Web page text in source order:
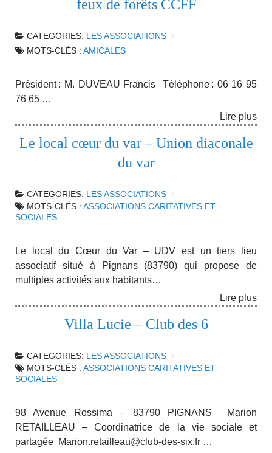
feux de forêts CCFF
CATEGORIES: LES ASSOCIATIONS
MOTS-CLÉS : AMICALES
Président : M. DUVEAU Francis Téléphone : 06 16 95
76 65 …
Lire plus
Le local cœur du var – Union diaconale
du var
CATEGORIES: LES ASSOCIATIONS
MOTS-CLÉS : ASSOCIATIONS CARITATIVES ET
SOCIALES
Le local du Cœur du Var – UDV est un tiers lieu
associatif situé à Pignans (83790) qui propose de
multiples activités aux habitants…
Lire plus
Villa Lucie – Club des 6
CATEGORIES:
LES ASSOCIATIONS
MOTS-CLÉS : ASSOCIATIONS CARITATIVES ET
SOCIALES
98 Avenue Rossima – 83790 PIGNANS Marion
RETAILLEAU – Coordinatrice de la vie sociale et
partagée Marion.retailleau@club-des-six.fr …